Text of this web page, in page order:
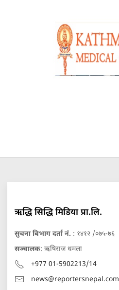
ऋद्धि सिद्धि मिडिया प्रा.लि.
सुचना बिभाग दर्ता नं. : १४१२ /०७५-७६
सञ्चालक: ऋषिराज धमला
+977 01-5902213/14
news@reportersnepal.com